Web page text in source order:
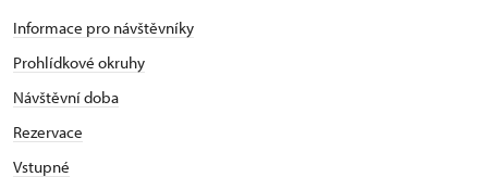
Informace pro návštěvníky
Prohlídkové okruhy
Návštěvní doba
Rezervace
Vstupné